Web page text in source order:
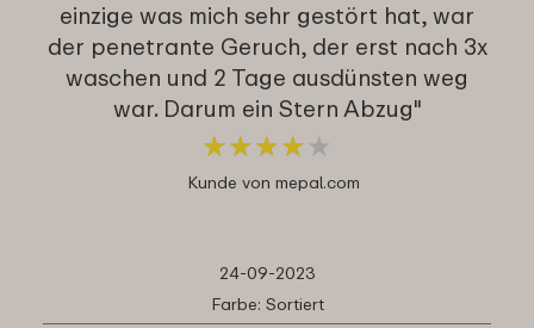
einzige was mich sehr gestört hat, war
der penetrante Geruch, der erst nach 3x
waschen und 2 Tage ausdünsten weg
war. Darum ein Stern Abzug"
★★★★ ★
★★★★ ★
Kunde von mepal.com
24-09-2023
Farbe: Sortiert